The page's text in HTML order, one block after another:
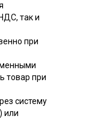
так и
при
товар при
систему
или